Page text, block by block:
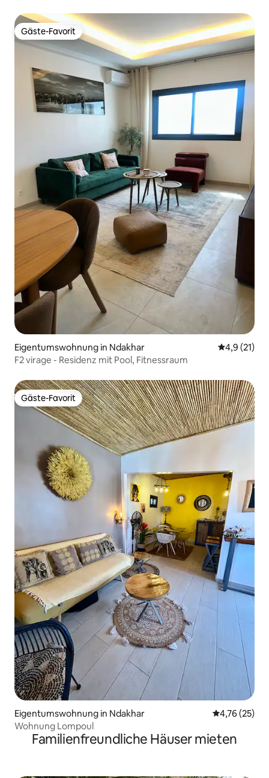
Gäste-Favorit
Gäste-Favorit
Eigentumswohnung in Ndakhar
4,9 (21)
F2 virage - Residenz mit Pool, Fitnessraum
Gäste-Favorit
Gäste-Favorit
Eigentumswohnung in Ndakhar
4,76 (25)
Wohnung Lompoul
Familienfreundliche Häuser mieten